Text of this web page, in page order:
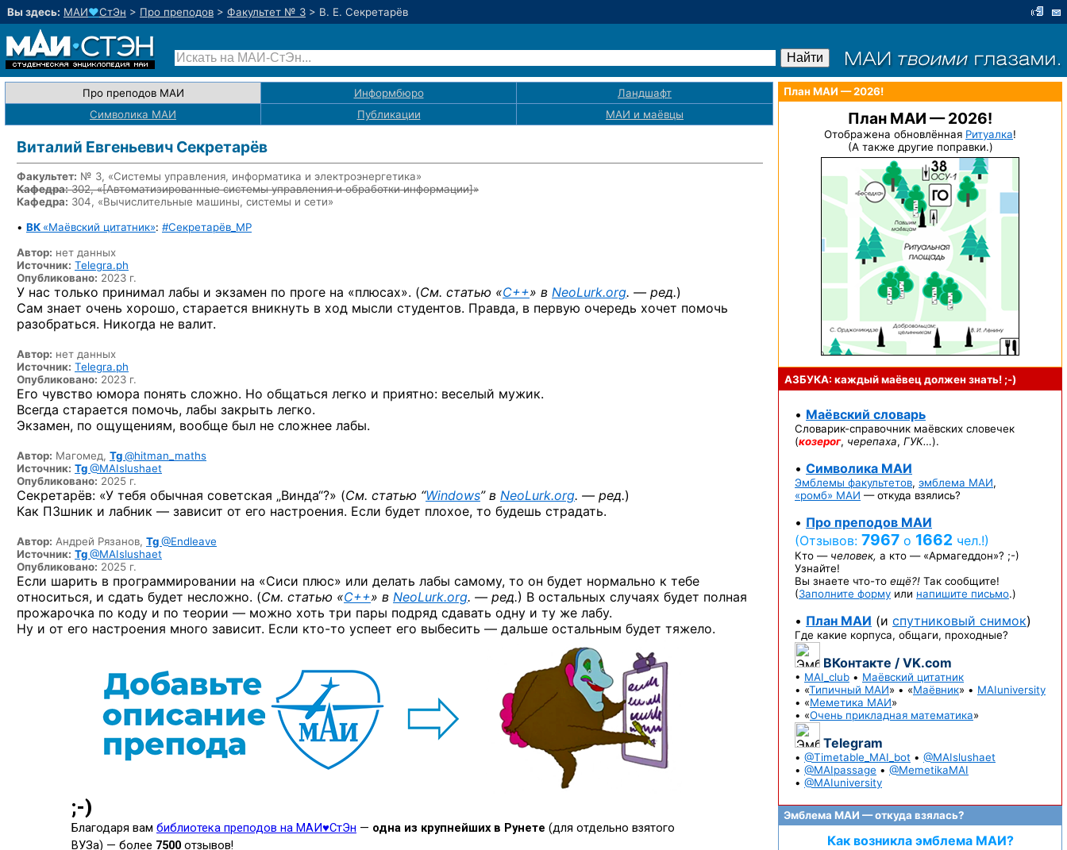
Вы здесь: МАИ♥СтЭн > Про преподов > Факультет № 3 > В. Е. Секретарёв
Про преподов МАИ Информбюро
Ландшафт
Символика МАИ
Публикации МАИ и маёвцы
Виталий Евгеньевич Секретарёв
Факультет: № 3, «Системы управления, информатика и электроэнергетика»
Кафедра:302, «[Автоматизированные системы управления и обработки информации]»
Кафедра: 304, «Вычислительные машины, системы и сети»
• ВК «Маёвский цитатник»: #Секретарёв_MP
Автор: нет данных
Источник: Telegra.ph
Опубликовано: 2023 г.
У нас только принимал лабы и экзамен по проге на «плюсах». (См. статью «C++» в NeoLurk.org. — ред.)
Сам знает очень хорошо, старается вникнуть в ход мысли студентов. Правда, в первую очередь хочет помочь
разобраться. Никогда не валит.
Автор: нет данных
Источник: Telegra.ph
Опубликовано: 2023 г.
Его чувство юмора понять сложно. Но общаться легко и приятно: веселый мужик.
Всегда старается помочь, лабы закрыть легко.
Экзамен, по ощущениям, вообще был не сложнее лабы.
Автор: Магомед, Tg@hitman_maths
Источник: Tg@MAIslushaet
Опубликовано: 2025 г.
Секретарёв: «У тебя обычная советская „Винда“?» (См. статью “Windows” в NeoLurk.org. — ред.)
Как ПЗшник и лабник — зависит от его настроения. Если будет плохое, то будешь страдать.
Автор: Андрей Рязанов, Tg@Endleave
Источник: Tg@MAIslushaet
Опубликовано: 2025 г.
Если шарить в программировании на «Сиси плюс» или делать лабы самому, то он будет нормально к тебе
относиться, и сдать будет несложно. (См. статью «C++» в NeoLurk.org. — ред.) В остальных случаях будет полная
прожарочка по коду и по теории — можно хоть три пары подряд сдавать одну и ту же лабу.
Ну и от его настроения много зависит. Если кто-то успеет его выбесить — дальше остальным будет тяжело.
План МАИ — 2026!
План МАИ — 2026!
Отображена обновлённая Ритуалка!
(А также другие поправки.)
АЗБУКА: каждый маёвец должензнать! ;-)
• Маёвский словарь
Словарик-справочник маёвских словечек
(козерог, черепаха, ГУК…).
• Символика МАИ
Эмблемы факультетов, эмблема МАИ,
«ромб» МАИ — откуда взялись?
• Про преподов МАИ
(Отзывов: 7967 о 1662 чел.!)
Кто — человек, а кто — «Армагеддон»? ;-)
Узнайте!
Вы знаете что-то ещё?! Так сообщите!
(Заполните форму или напишите письмо.)
• План МАИ (и спутниковый снимок)
Где какие корпуса, общаги, проходные?
ВКонтакте / VK.com
• MAI_club • Маёвский цитатник
• «Типичный МАИ» • «Маёвник» • MAIuniversity
• «Меметика МАИ»
• «Очень прикладная математика»
Telegram
• @Timetable_MAI_bot • @MAIslushaet
• @MAIpassage • @MemetikaMAI
• @MAIuniversity
Эмблема МАИ — откуда взялась?
Как возникла эмблема МАИ?